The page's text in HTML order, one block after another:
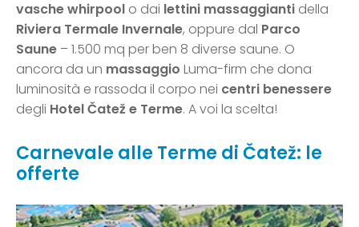
vasche whirpool o dai lettini massaggianti della
Riviera Termale Invernale, oppure dal Parco
Saune – 1.500 mq per ben 8 diverse saune. O
ancora da un massaggio Luma-firm che dona
luminosità e rassoda il corpo nei centri benessere
degli Hotel Čatež e Terme. A voi la scelta!
Carnevale alle Terme di Čatež: le
offerte